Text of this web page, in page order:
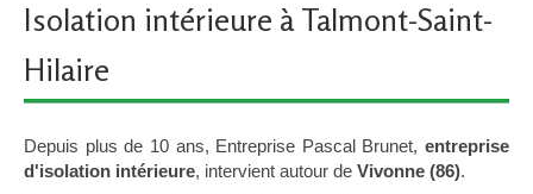
Isolation intérieure à Talmont-Saint-
Hilaire
Depuis plus de 10 ans, Entreprise Pascal Brunet, entreprise
d'isolation intérieure, intervient autour de Vivonne (86).